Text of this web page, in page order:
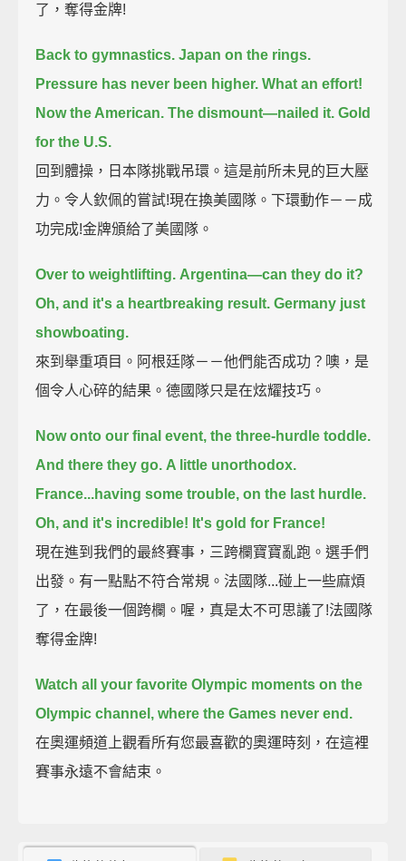
了，奪得金牌!
Back to gymnastics. Japan on the rings.
Pressure has never been higher. What an effort!
Now the American. The dismount—nailed it. Gold
for the U.S.
回到體操，日本隊挑戰吊環。這是前所未見的巨大壓
力。令人欽佩的嘗試!現在換美國隊。下環動作－－成
功完成!金牌頒給了美國隊。
Over to weightlifting. Argentina—can they do it?
Oh, and it's a heartbreaking result. Germany just
showboating.
來到舉重項目。阿根廷隊－－他們能否成功？噢，是
個令人心碎的結果。德國隊只是在炫耀技巧。
Now onto our final event, the three-hurdle toddle.
And there they go. A little unorthodox.
France...having some trouble, on the last hurdle.
Oh, and it's incredible! It's gold for France!
現在進到我們的最終賽事，三跨欄寶寶亂跑。選手們
出發。有一點點不符合常規。法國隊...碰上一些麻煩
了，在最後一個跨欄。喔，真是太不可思議了!法國隊
奪得金牌!
Watch all your favorite Olympic moments on the
Olympic channel, where the Games never end.
在奧運頻道上觀看所有您最喜歡的奧運時刻，在這裡
賽事永遠不會結束。